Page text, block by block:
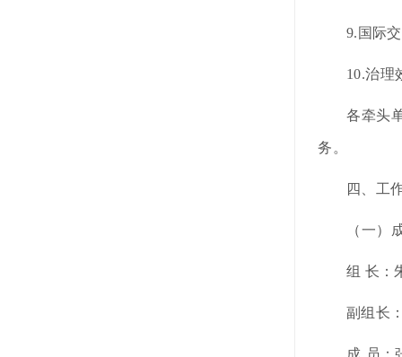
9.国际
10.治理
各牵头
务。
四、工
（一）
组 长：
副组长
成 员：